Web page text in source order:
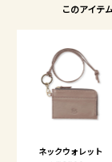
このアイテ
ネックウォレット